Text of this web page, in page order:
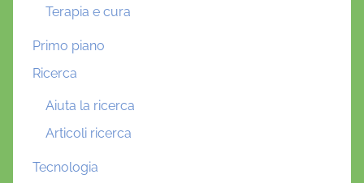
Terapia e cura
Primo piano
Ricerca
Aiuta la ricerca
Articoli ricerca
Tecnologia